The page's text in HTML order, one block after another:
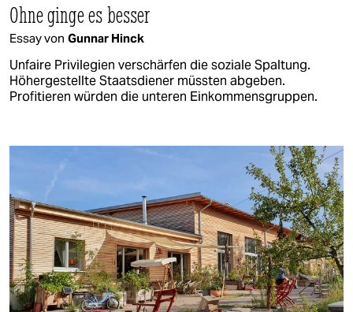
Ohne ginge es besser
Essay von Gunnar Hinck
Unfaire Privilegien verschärfen die soziale Spaltung.
Höhergestellte Staatsdiener müssten abgeben.
Profitieren würden die unteren Einkommensgruppen.